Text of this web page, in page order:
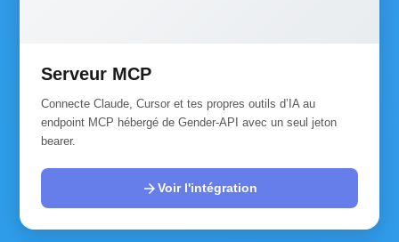
Serveur MCP
Connecte Claude, Cursor et tes propres outils d’IA au
endpoint MCP hébergé de Gender-API avec un seul jeton
bearer.
arrow_forwardVoir l'intégration